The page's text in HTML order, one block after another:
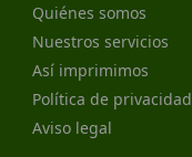
Quiénes somos
Nuestros servicios
Así imprimimos
Política de privacidad
Aviso legal